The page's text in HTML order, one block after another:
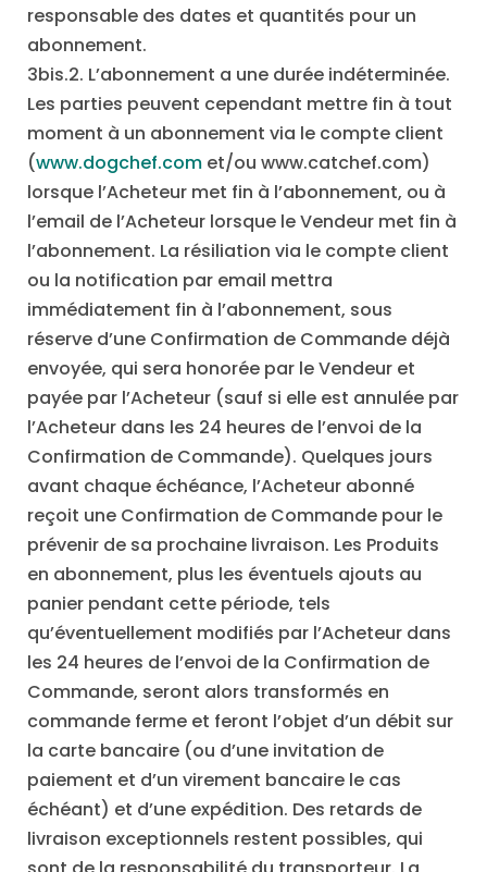
responsable des dates et quantités pour un
abonnement.
3bis.2. L’abonnement a une durée indéterminée.
Les parties peuvent cependant mettre fin à tout
moment à un abonnement via le compte client
(www.dogchef.com et/ou www.catchef.com)
lorsque l’Acheteur met fin à l’abonnement, ou à
l’email de l’Acheteur lorsque le Vendeur met fin à
l’abonnement. La résiliation via le compte client
ou la notification par email mettra
immédiatement fin à l’abonnement, sous
réserve d’une Confirmation de Commande déjà
envoyée, qui sera honorée par le Vendeur et
payée par l’Acheteur (sauf si elle est annulée par
l’Acheteur dans les 24 heures de l’envoi de la
Confirmation de Commande). Quelques jours
avant chaque échéance, l’Acheteur abonné
reçoit une Confirmation de Commande pour le
prévenir de sa prochaine livraison. Les Produits
en abonnement, plus les éventuels ajouts au
panier pendant cette période, tels
qu’éventuellement modifiés par l’Acheteur dans
les 24 heures de l’envoi de la Confirmation de
Commande, seront alors transformés en
commande ferme et feront l’objet d’un débit sur
la carte bancaire (ou d’une invitation de
paiement et d’un virement bancaire le cas
échéant) et d’une expédition. Des retards de
livraison exceptionnels restent possibles, qui